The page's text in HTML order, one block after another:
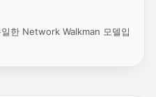
한 Network Walkman 모델입